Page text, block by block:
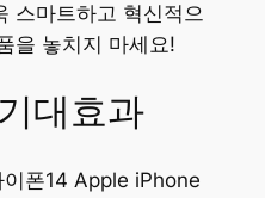
스마트하고 혁신적으
을 놓치지 마세요!
대효과
폰14 Apple iPhone